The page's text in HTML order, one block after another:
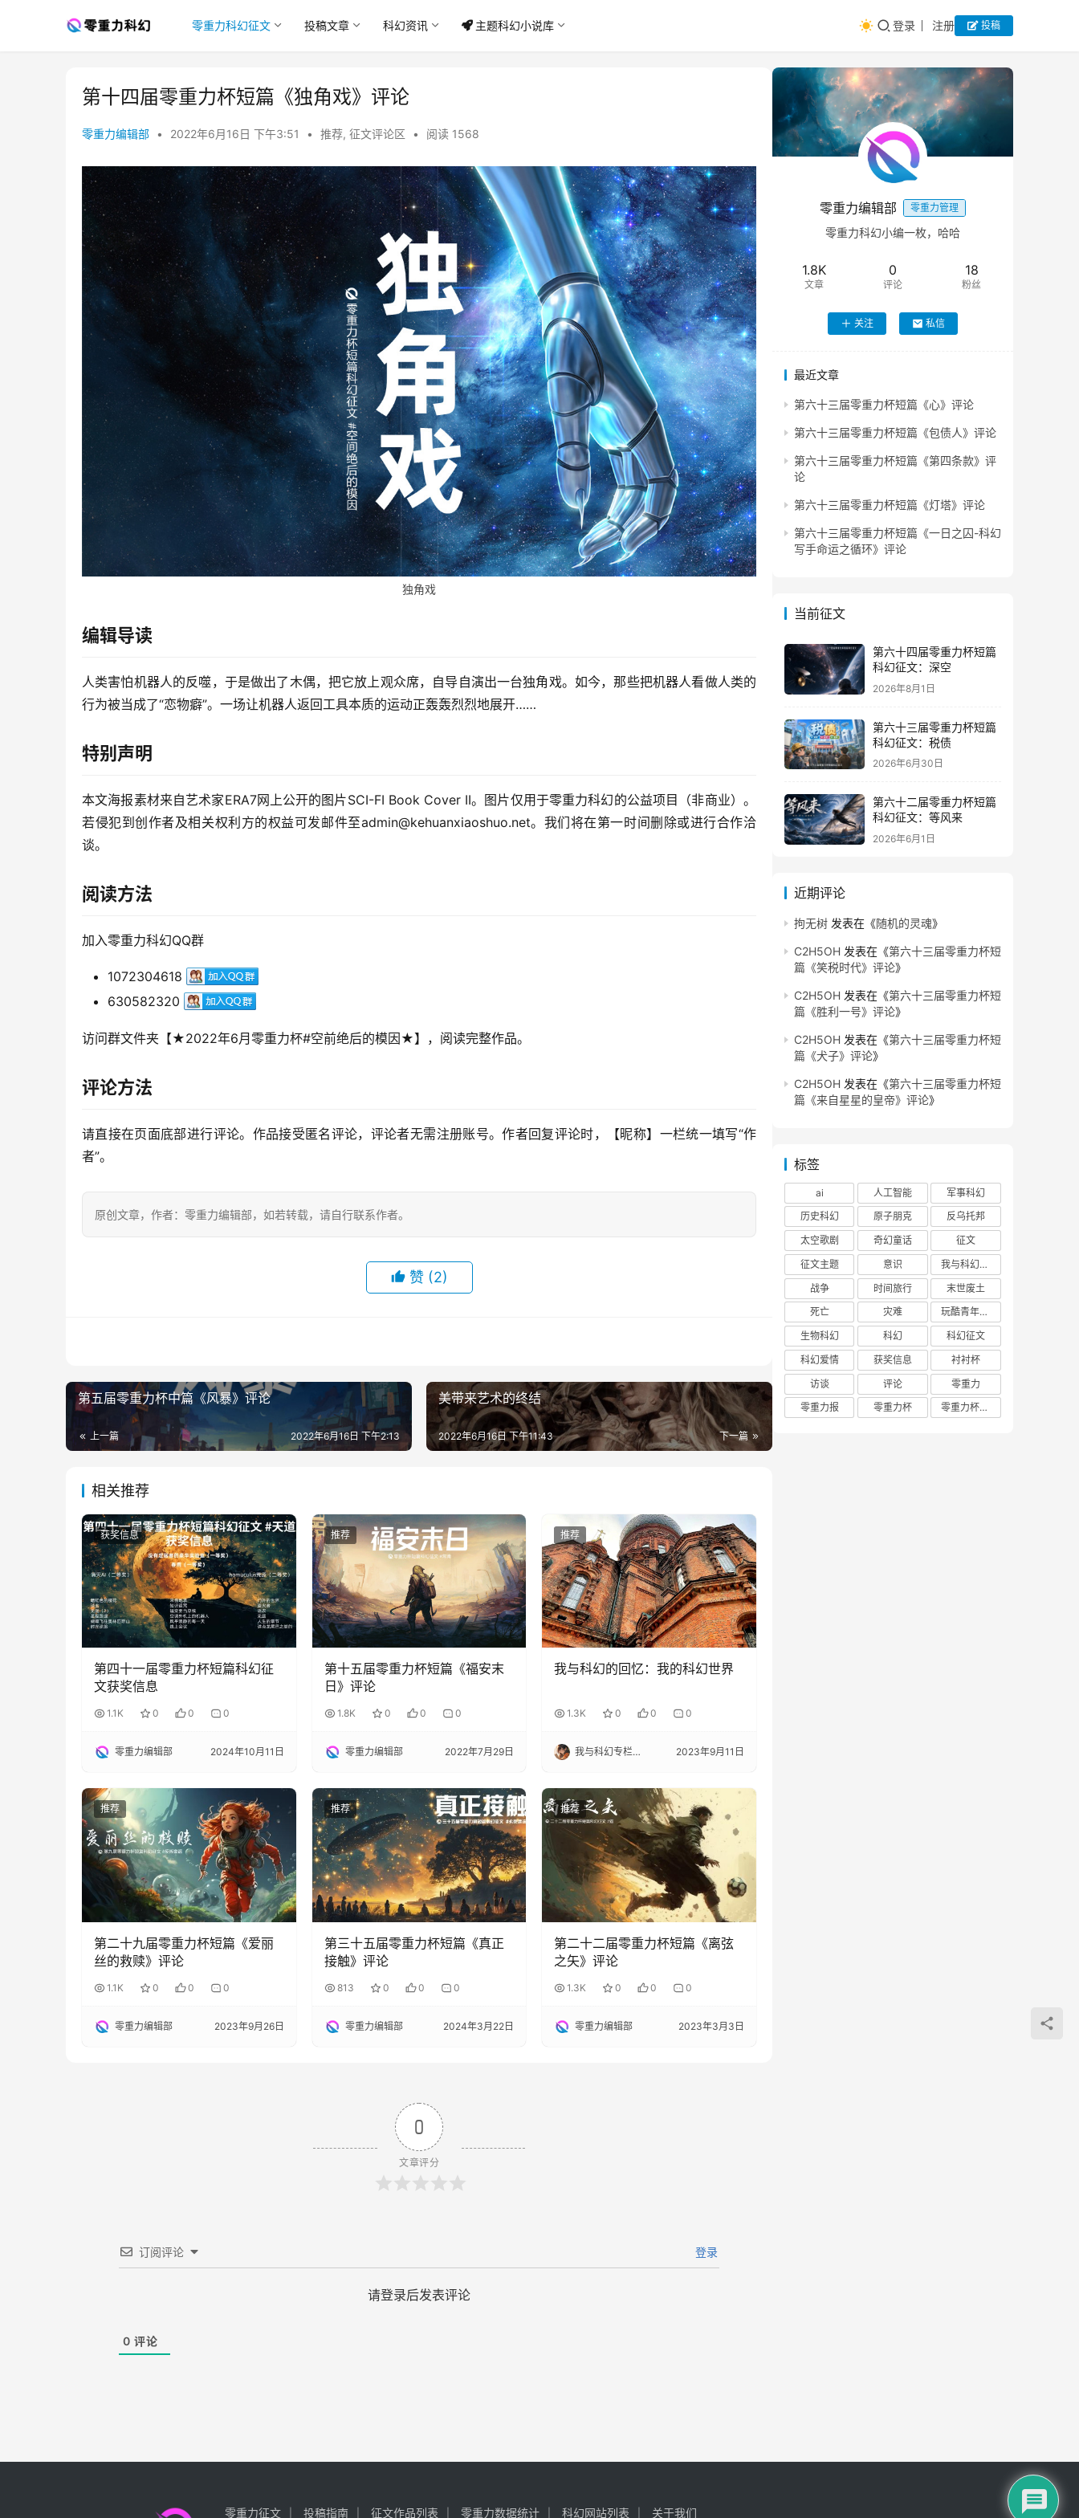
零重力科幻征文 投稿文章 科幻资讯 主题科幻小说库 登录 注册 投稿
第十四届零重力杯短篇《独角戏》评论
零重力编辑部 • 2022年6月16日 下午3:51 • 推荐, 征文评论区 • 阅读 1568
独角戏
编辑导读
人类害怕机器人的反噬，于是做出了木偶，把它放上观众席，自导自演出一台独角戏。如今，那些把机器人看做人类的
行为被当成了“恋物癖”。一场让机器人返回工具本质的运动正轰轰烈烈地展开……
特别声明
本文海报素材来自艺术家ERA7网上公开的图片SCI-FI Book Cover II。图片仅用于零重力科幻的公益项目（非商业）。
若侵犯到创作者及相关权利方的权益可发邮件至admin@kehuanxiaoshuo.net。我们将在第一时间删除或进行合作洽
谈。
阅读方法
加入零重力科幻QQ群
1072304618
630582320
访问群文件夹【★2022年6月零重力杯#空前绝后的模因★】，阅读完整作品。
评论方法
请直接在页面底部进行评论。作品接受匿名评论，评论者无需注册账号。作者回复评论时，【昵称】一栏统一填写“作
者”。
原创文章，作者：零重力编辑部，如若转载，请自行联系作者。
赞 (2)
第五届零重力杯中篇《风暴》评论
上一篇 2022年6月16日 下午2:13
美带来艺术的终结
下一篇
2022年6月16日 下午11:43
相关推荐
获奖信息
第四十一届零重力杯短篇科幻征
文获奖信息
1.1K 0 0 0
零重力编辑部 2024年10月11日
推荐
第十五届零重力杯短篇《福安末
日》评论
1.8K 0 0 0
零重力编辑部 2022年7月29日
推荐
我与科幻的回忆：我的科幻世界
1.3K 0 0 0
我与科幻专栏小编 2023年9月11日
推荐
第二十九届零重力杯短篇《爱丽
丝的救赎》评论
1.1K 0 0 0
零重力编辑部 2023年9月26日
推荐
第三十五届零重力杯短篇《真正
接触》评论
813 0 0 0
零重力编辑部 2024年3月22日
推荐
第二十二届零重力杯短篇《离弦
之矢》评论
1.3K 0 0 0
零重力编辑部 2023年3月3日
0
文章评分
订阅评论 登录
请登录后发表评论
0 评论
零重力编辑部 零重力管理
零重力科幻小编一枚，哈哈
1.8K
文章
0
评论
18
粉丝
关注 私信
最近文章
第六十三届零重力杯短篇《心》评论
第六十三届零重力杯短篇《包债人》评论
第六十三届零重力杯短篇《第四条款》评
论
第六十三届零重力杯短篇《灯塔》评论
第六十三届零重力杯短篇《一日之囚-科幻
写手命运之循环》评论
当前征文
第六十四届零重力杯短篇
科幻征文：深空
2026年8月1日
第六十三届零重力杯短篇
科幻征文：税债
2026年6月30日
第六十二届零重力杯短篇
科幻征文：等风来
2026年6月1日
近期评论
拘无树 发表在《随机的灵魂》
C2H5OH 发表在《第六十三届零重力杯短
篇《笑税时代》评论》
C2H5OH 发表在《第六十三届零重力杯短
篇《胜利一号》评论》
C2H5OH 发表在《第六十三届零重力杯短
篇《犬子》评论》
C2H5OH 发表在《第六十三届零重力杯短
篇《来自星星的皇帝》评论》
标签
ai 人工智能
军事科幻
历史科幻
原子朋克
反乌托邦
太空歌剧
奇幻童话
征文
征文主题
意识
我与科幻的回忆
战争
时间旅行
末世废土
死亡
灾难
玩酷青年零重力联合征文
生物科幻
科幻
科幻征文
科幻爱情
获奖信息
衬衬杯
访谈
评论
零重力
零重力报
零重力杯 零重力杯评论
零重力征文 投稿指南 征文作品列表 零重力数据统计 科幻网站列表 关于我们